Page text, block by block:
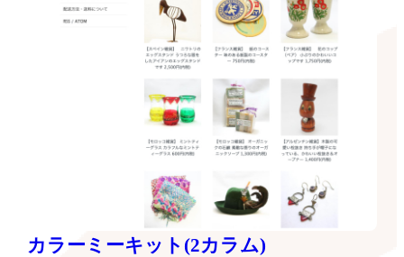
カラーミーキット(2カラム)